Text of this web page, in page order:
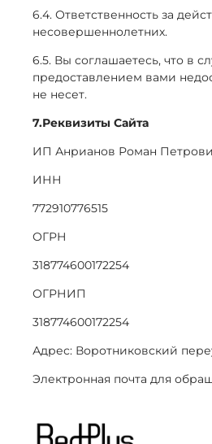
6.4. Ответственность за
несовершеннолетних.
6.5. Вы соглашаетесь, что в
предоставлением вами
не несет.
7.Реквизиты Сайта
ИП Анрианов Роман
ИНН
772910776515
ОГРН
318774600172254
ОГРНИП
318774600172254
Адрес: Воротниковский
Электронная почта для